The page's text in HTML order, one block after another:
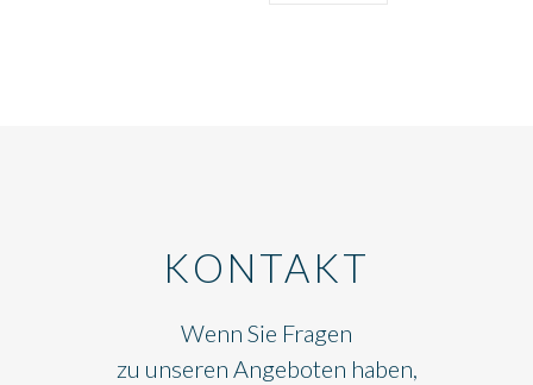
KONTAKT
Wenn Sie Fragen
zu unseren Angeboten haben,